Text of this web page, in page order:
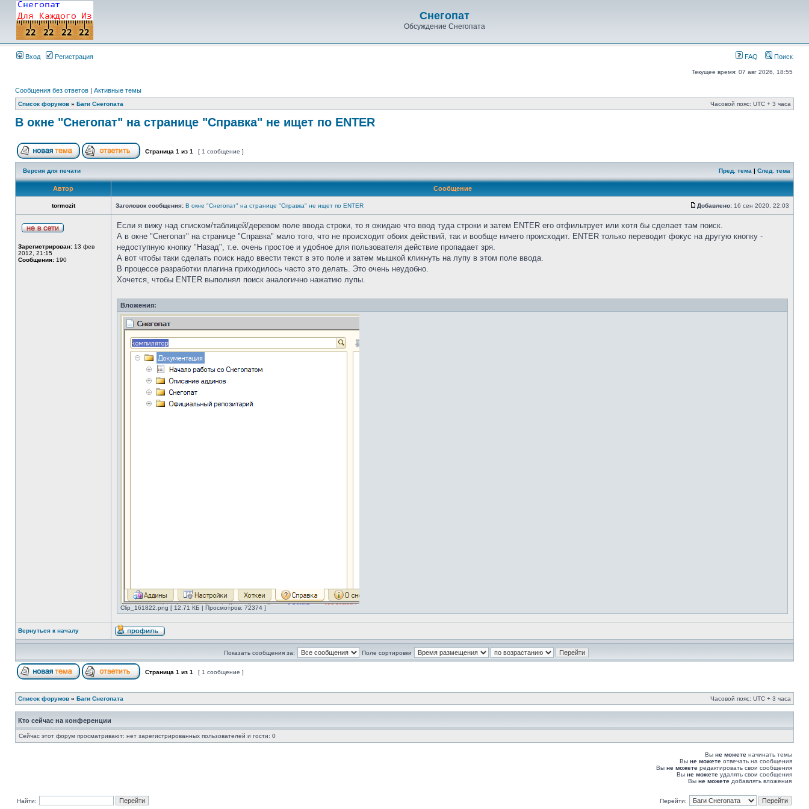
Снегопат
Обсуждение Снегопата
Вход Регистрация FAQ Поиск
Текущее время: 07 авг 2026, 18:55
Сообщения без ответов | Активные темы
Список форумов » Баги Снегопата Часовой пояс: UTC + 3 часа
В окне "Снегопат" на странице "Справка" не ищет по ENTER
Страница 1 из 1 [ 1 сообщение ]
Версия для печати Пред. тема | След. тема
Автор Сообщение
tormozit Заголовок сообщения: В окне "Снегопат" на странице "Справка" не ищет по ENTER Добавлено: 16 сен 2020, 22:03
Зарегистрирован: 13 фев
2012, 21:15
Сообщения: 190
Если я вижу над списком/таблицей/деревом поле ввода строки, то я ожидаю что ввод туда строки и затем ENTER его отфильтрует или хотя бы сделает там поиск.
А в окне "Снегопат" на странице "Справка" мало того, что не происходит обоих действий, так и вообще ничего происходит. ENTER только переводит фокус на другую кнопку -
недоступную кнопку "Назад", т.е. очень простое и удобное для пользователя действие пропадает зря.
А вот чтобы таки сделать поиск надо ввести текст в это поле и затем мышкой кликнуть на лупу в этом поле ввода.
В процессе разработки плагина приходилось часто это делать. Это очень неудобно.
Хочется, чтобы ENTER выполнял поиск аналогично нажатию лупы.
Вложения:
Clip_161822.png [ 12.71 КБ | Просмотров: 72374 ]
Вернуться к началу
Показать сообщения за: Поле сортировки
Страница 1 из 1 [ 1 сообщение ]
Список форумов » Баги Снегопата Часовой пояс: UTC + 3 часа
Кто сейчас на конференции
Сейчас этот форум просматривают: нет зарегистрированных пользователей и гости: 0
Вы не можете начинать темы
Вы не можете отвечать на сообщения
Вы не можете редактировать свои сообщения
Вы не можете удалять свои сообщения
Вы не можете добавлять вложения
Найти:
Перейти: